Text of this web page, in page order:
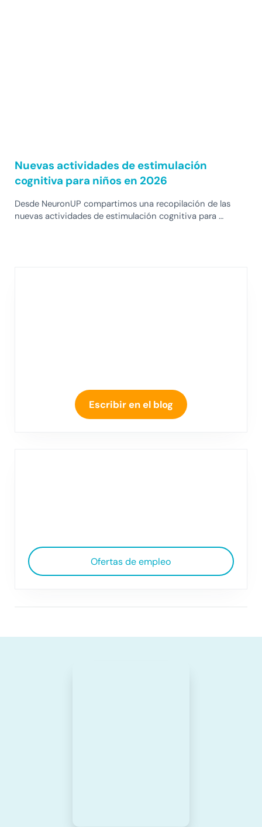
Nuevas actividades de estimulación
cognitiva para niños en 2026
Desde NeuronUP compartimos una recopilación de las
nuevas actividades de estimulación cognitiva para …
Escribir en el blog
Ofertas de empleo